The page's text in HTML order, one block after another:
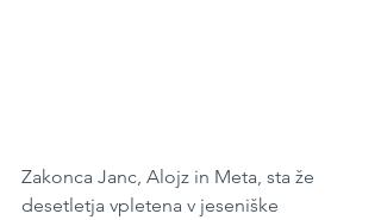
Zakonca Janc, Alojz in Meta, sta že
desetletja vpletena v jeseniške